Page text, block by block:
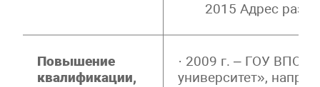
2015 Адрес
Повышение
квалификации,
· 2009 г. – ГОУ ВПО
университет»,